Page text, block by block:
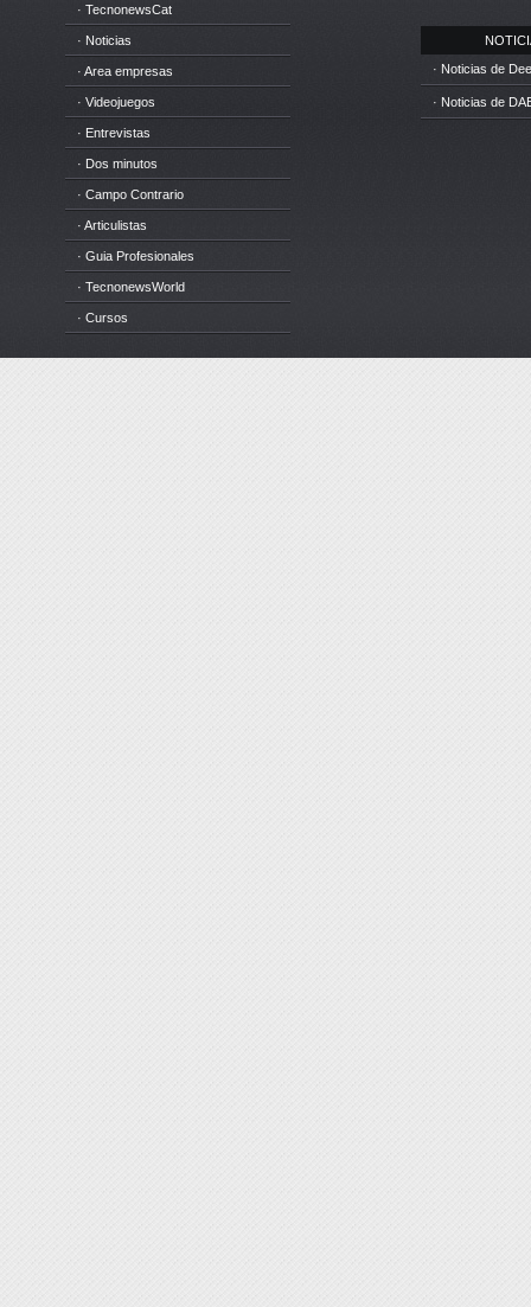
· TecnonewsCat
· Noticias
· Area empresas
· Videojuegos
· Entrevistas
· Dos minutos
· Campo Contrario
· Articulistas
· Guia Profesionales
· TecnonewsWorld
· Cursos
· Noticias de
· Noticias de